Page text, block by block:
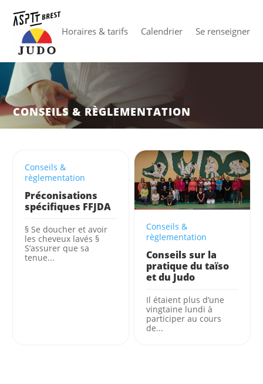
Horaires & tarifs Calendrier Se renseigner
CONSEILS & RÈGLEMENTATION
Conseils &
règlementation
Préconisations
spécifiques FFJDA
§ Se doucher et avoir
les cheveux lavés §
S’assurer que sa
tenue...
Conseils &
règlementation
Conseils sur la
pratique du taïso
et du Judo
Il étaient plus d’une
vingtaine lundi à
participer au cours
de...